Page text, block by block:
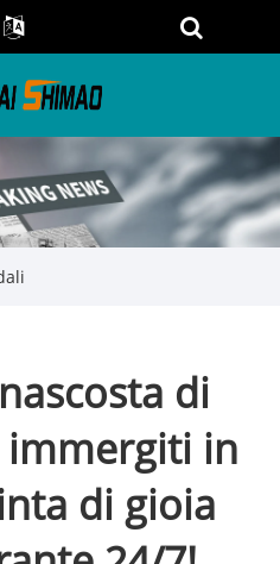
di
in
di gioia